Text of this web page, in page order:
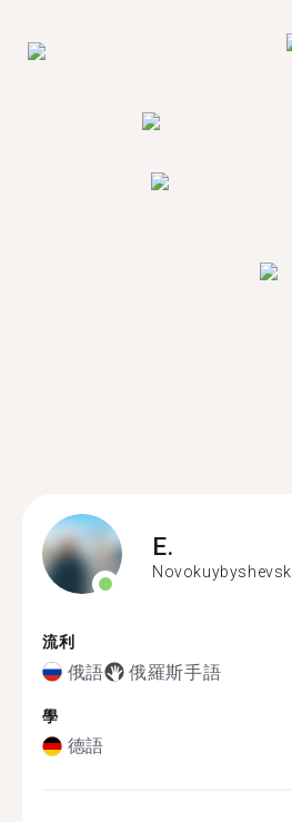
E.
Novokuybyshevsk
流利
俄語 俄羅斯手語
學
德語